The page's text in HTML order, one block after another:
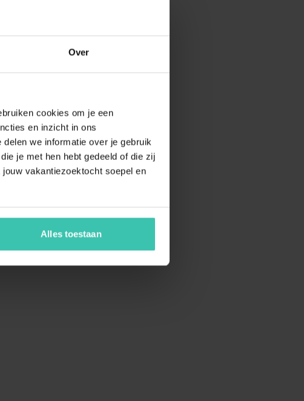
Over
cookies om je een
en inzicht in ons
we informatie over je gebruik
je met hen hebt gedeeld of die zij
vakantiezoektocht soepel en
Alles toestaan